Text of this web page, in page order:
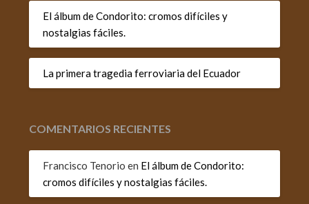
El álbum de Condorito: cromos difíciles y
nostalgias fáciles.
La primera tragedia ferroviaria del Ecuador
COMENTARIOS RECIENTES
Francisco Tenorio en El álbum de Condorito:
cromos difíciles y nostalgias fáciles.